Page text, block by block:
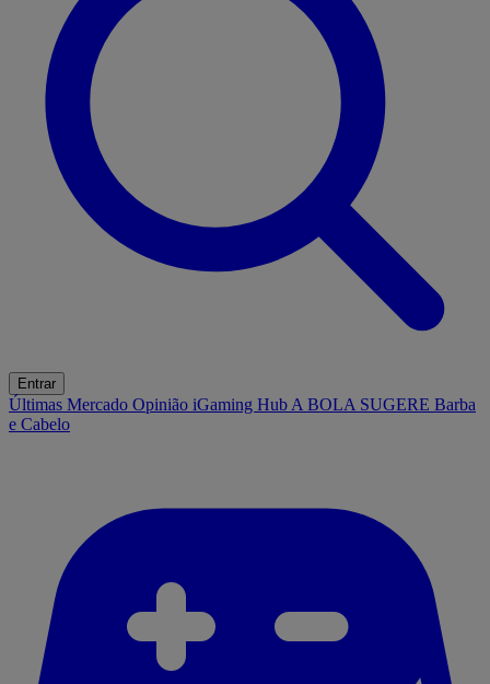
Entrar
Últimas Mercado Opinião iGaming Hub A BOLA SUGERE Barba
e Cabelo